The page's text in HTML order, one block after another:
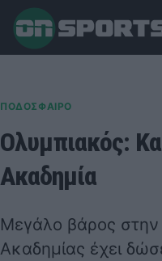
ΠΟΔΟΣΦΑΙΡΟ
Ολυμπιακός:
Ακαδημία
Μεγάλο βάρος
Ακαδημίας έχει